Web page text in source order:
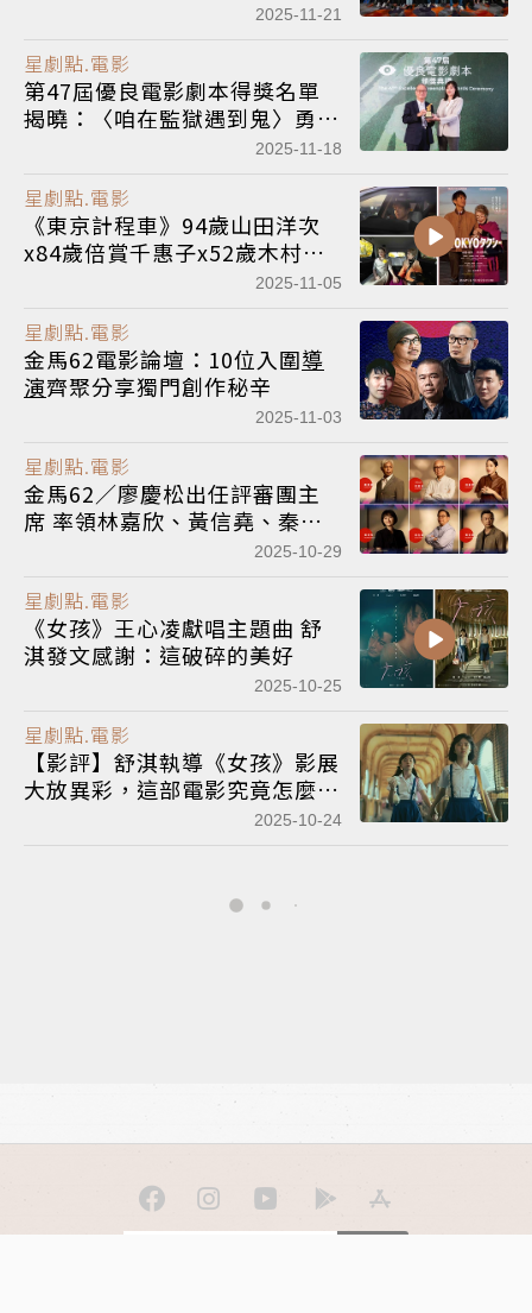
2025-11-21
星劇點.電影
第47屆優良電影劇本得獎名單
揭曉：〈咱在監獄遇到鬼〉勇奪
首獎，〈危險兄妹〉等6件特優
2025-11-18
星劇點.電影
《東京計程車》94歲山田洋次
x84歲倍賞千惠子x52歲木村拓
2025-11-05
星劇點.電影
金馬62電影論壇：10位入圍導
演齊聚分享獨門創作秘辛
2025-11-03
星劇點.電影
金馬62／廖慶松出任評審團主
席 率領林嘉欣、黃信堯、秦鼎
2025-10-29
星劇點.電影
《女孩》王心凌獻唱主題曲 舒
淇發文感謝：這破碎的美好
2025-10-25
星劇點.電影
【影評】舒淇執導《女孩》影展
大放異彩，這部電影究竟怎麼
2025-10-24